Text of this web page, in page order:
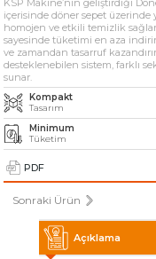
» Solventli
» Endüstriyel
» Diğer
Tüm hakkı saklıdır. Sitemizde
KSP Machine'a ait olup izinsiz
KSP Makine’nin geliştirdiği
içerisinde döner sepet üzerinde
homojen ve etkili temizlik
sayesinde tüketimi en aza
ve zamandan tasarruf
desteklenebilen sistem, farklı
sunar.
Kompakt
Tasarım
Minimum
Tüketim
PDF
Sonraki Ürün
Açıklama